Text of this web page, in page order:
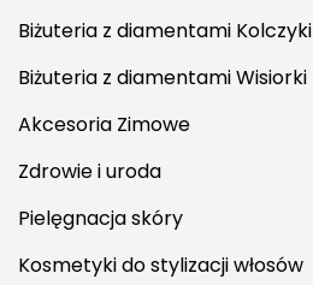
Biżuteria z diamentami Kolczyki
Biżuteria z diamentami Wisiorki
Akcesoria Zimowe
Zdrowie i uroda
Pielęgnacja skóry
Kosmetyki do stylizacji włosów